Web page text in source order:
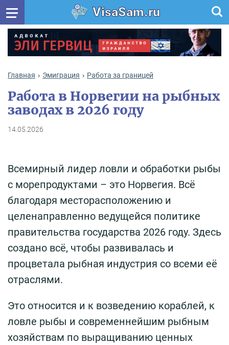
VisaSam.ru
Главная Эмиграция Работа за границей
Работа в Норвегии на рыбных
заводах в 2026 году
14.05.2026
Всемирный лидер ловли и обработки рыбы
с морепродуктами – это Норвегия. Всё
благодаря месторасположению и
целенаправленно ведущейся политике
правительства государства 2026 году. Здесь
создано всё, чтобы развивалась и
процветала рыбная индустрия со всеми её
отраслями.
Это относится и к возведению кораблей, к
ловле рыбы и современнейшим рыбным
хозяйствам по выращиванию ценных